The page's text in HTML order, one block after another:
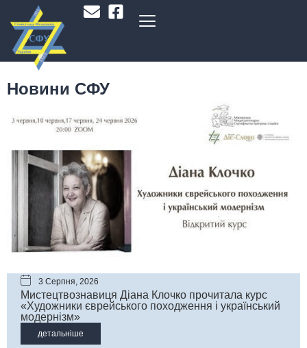
Новини СФУ
3 Серпня, 2026
Мистецтвознавиця Діана Клочко прочитала курс
«Художники єврейського походження і український
модернізм»
детальніше